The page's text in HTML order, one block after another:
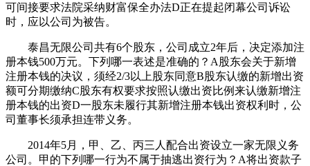
可间接要求法院采纳财富保全办法D正在提起闭幕公司诉讼
时，应以公司为被告。
泰昌无限公司共有6个股东，公司成立2年后，决定添加注
册本钱500万元。下列哪一表述是准确的？A股东会关于新增
注册本钱的决议，须经2/3以上股东同意B股东认缴的新增出资
额可分期缴纳C股东有权要求按照认缴出资比例来认缴新增注
册本钱的出资D一股东未履行其新增注册本钱出资权利时，公
司董事长须承担连带义务。
2014年5月，甲、乙、丙三人配合出资设立一家无限义务
公司。甲的下列哪一行为不属于抽逃出资行为？A将出资款子